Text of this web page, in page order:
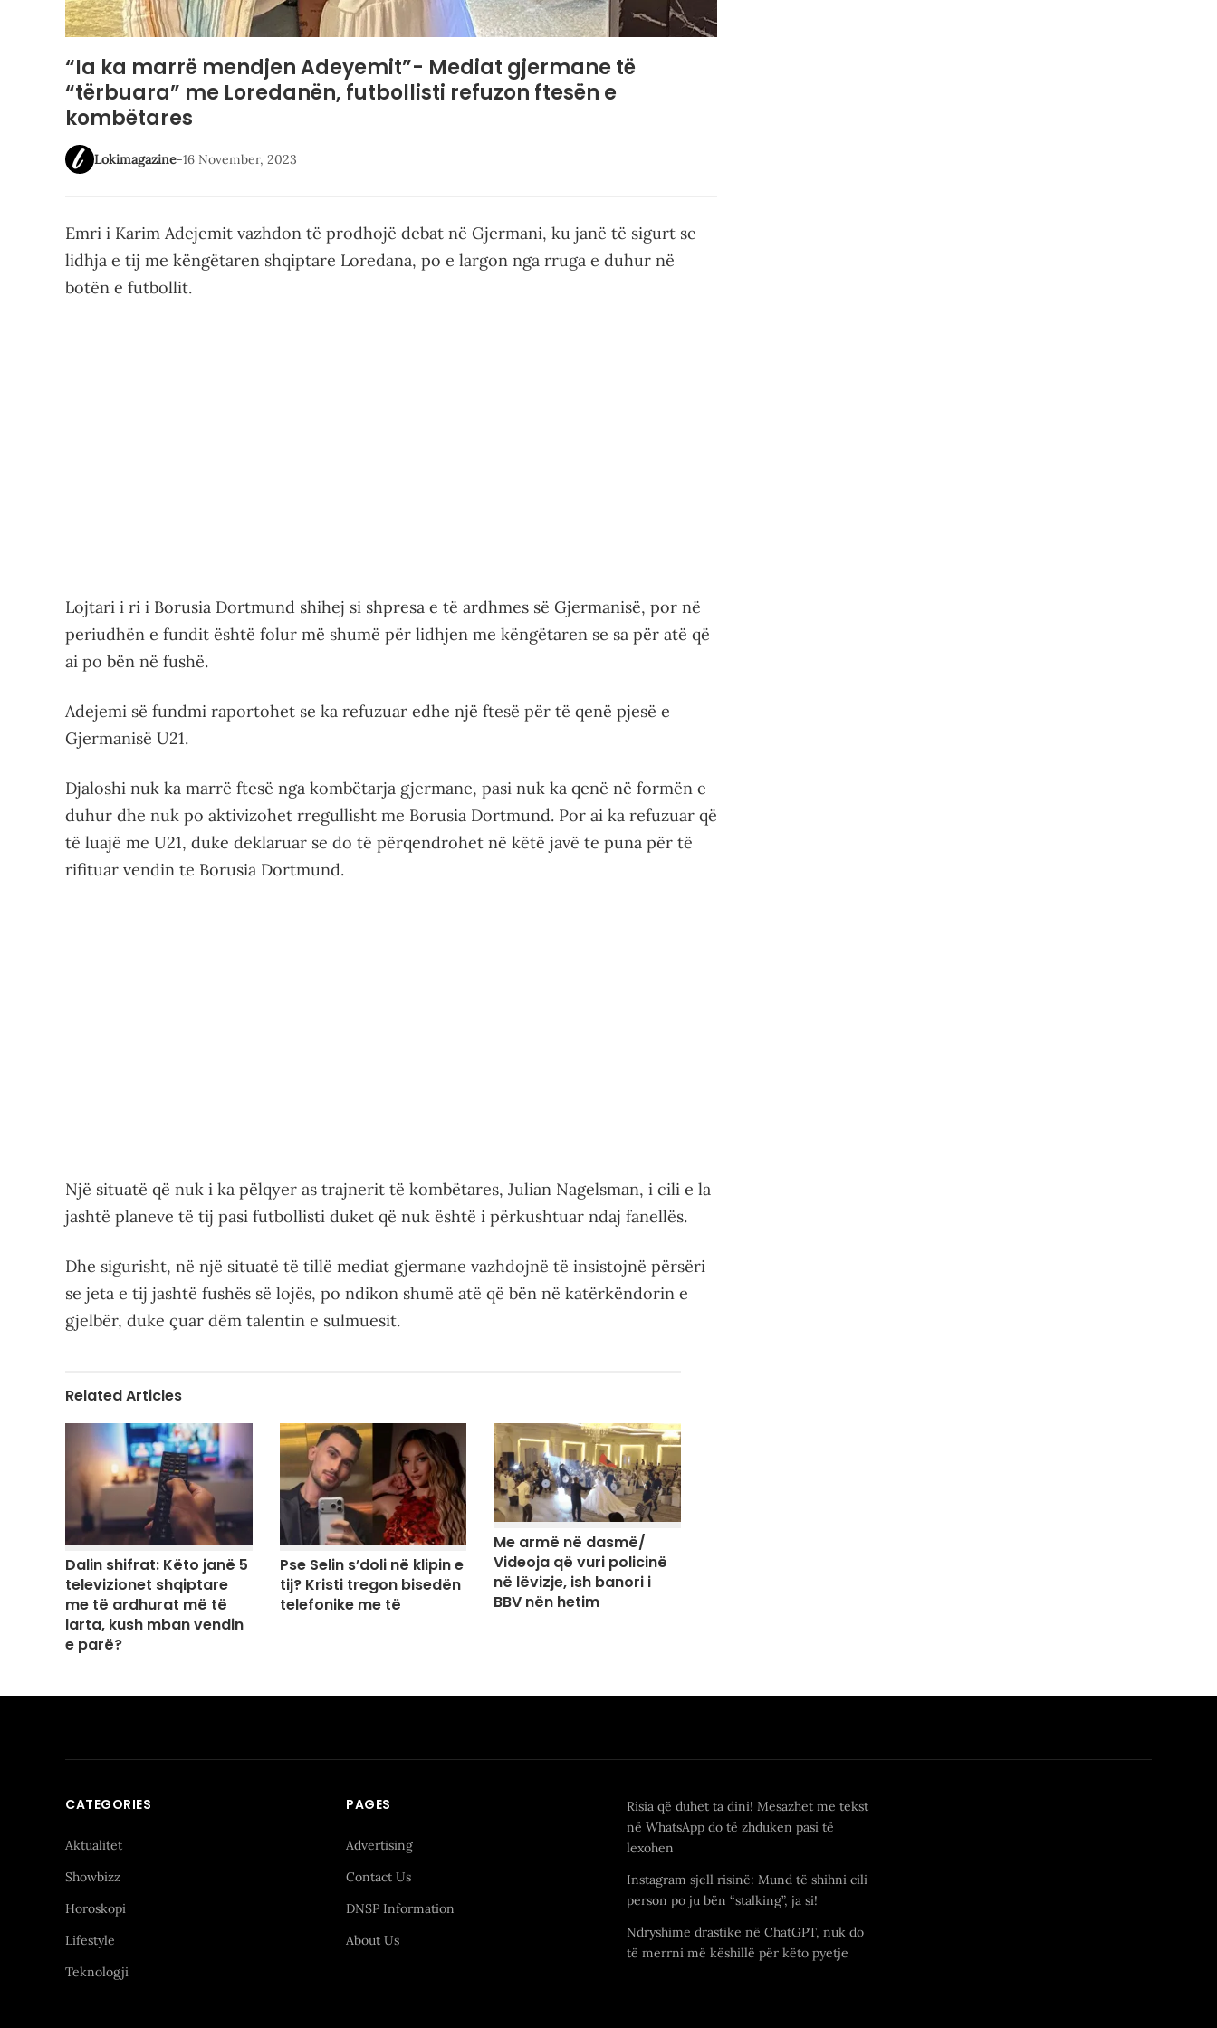
“Ia ka marrë mendjen Adeyemit”- Mediat gjermane të
“tërbuara” me Loredanën, futbollisti refuzon ftesën e
kombëtares
Lokimagazine-16 November, 2023
Emri i Karim Adejemit vazhdon të prodhojë debat në Gjermani, ku janë të sigurt se
lidhja e tij me këngëtaren shqiptare Loredana, po e largon nga rruga e duhur në
botën e futbollit.
Lojtari i ri i Borusia Dortmund shihej si shpresa e të ardhmes së Gjermanisë, por në
periudhën e fundit është folur më shumë për lidhjen me këngëtaren se sa për atë që
ai po bën në fushë.
Adejemi së fundmi raportohet se ka refuzuar edhe një ftesë për të qenë pjesë e
Gjermanisë U21.
Djaloshi nuk ka marrë ftesë nga kombëtarja gjermane, pasi nuk ka qenë në formën e
duhur dhe nuk po aktivizohet rregullisht me Borusia Dortmund. Por ai ka refuzuar që
të luajë me U21, duke deklaruar se do të përqendrohet në këtë javë te puna për të
rifituar vendin te Borusia Dortmund.
Një situatë që nuk i ka pëlqyer as trajnerit të kombëtares, Julian Nagelsman, i cili e la
jashtë planeve të tij pasi futbollisti duket që nuk është i përkushtuar ndaj fanellës.
Dhe sigurisht, në një situatë të tillë mediat gjermane vazhdojnë të insistojnë përsëri
se jeta e tij jashtë fushës së lojës, po ndikon shumë atë që bën në katërkëndorin e
gjelbër, duke çuar dëm talentin e sulmuesit.
Related Articles
Dalin shifrat: Këto janë 5
televizionet shqiptare
me të ardhurat më të
larta, kush mban vendin
e parë?
Pse Selin s’doli në klipin e
tij? Kristi tregon bisedën
telefonike me të
Me armë në dasmë/
Videoja që vuri policinë
në lëvizje, ish banori i
BBV nën hetim
CATEGORIES
Aktualitet
Showbizz
Horoskopi
Lifestyle
Teknologji
PAGES
Advertising
Contact Us
DNSP Information
About Us
Risia që duhet ta dini! Mesazhet me tekst
në WhatsApp do të zhduken pasi të
lexohen
Instagram sjell risinë: Mund të shihni cili
person po ju bën “stalking”, ja si!
Ndryshime drastike në ChatGPT, nuk do
të merrni më këshillë për këto pyetje